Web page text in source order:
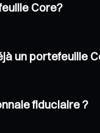
Core?
un portefeuille
fiduciaire ?